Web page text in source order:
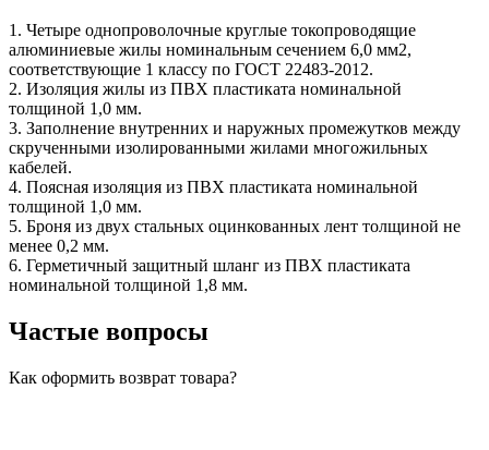
1. Четыре однопроволочные круглые токопроводящие
алюминиевые жилы номинальным сечением 6,0 мм2,
соответствующие 1 классу по ГОСТ 22483-2012.
2. Изоляция жилы из ПВХ пластиката номинальной
толщиной 1,0 мм.
3. Заполнение внутренних и наружных промежутков между
скрученными изолированными жилами многожильных
кабелей.
4. Поясная изоляция из ПВХ пластиката номинальной
толщиной 1,0 мм.
5. Броня из двух стальных оцинкованных лент толщиной не
менее 0,2 мм.
6. Герметичный защитный шланг из ПВХ пластиката
номинальной толщиной 1,8 мм.
Частые вопросы
Как оформить возврат товара?